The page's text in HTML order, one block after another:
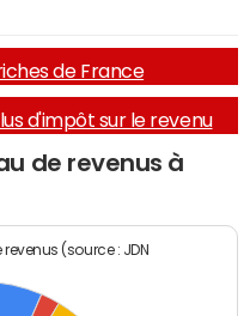
de France
d'impôt sur le revenu
de revenus à
(source : JDN